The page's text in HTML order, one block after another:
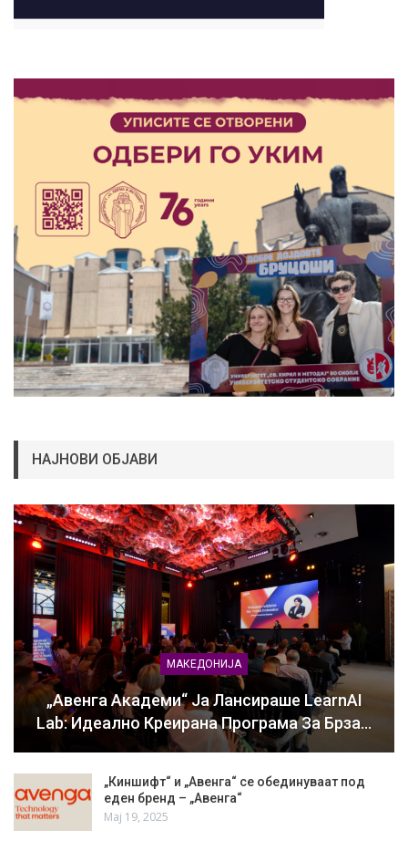
НАЈНОВИ ОБЈАВИ
МАКЕДОНИЈА
„Авенга Академи“ Ја Лансираше LearnAI
Lab: Идеално Креирана Програма За Брза…
„Киншифт“ и „Авенга“ се обединуваат под
еден бренд – „Авенга“
Мај 19, 2025